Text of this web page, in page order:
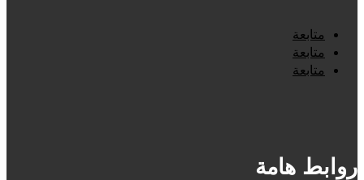
روابط هامة
متابعة
متابعة
متابعة